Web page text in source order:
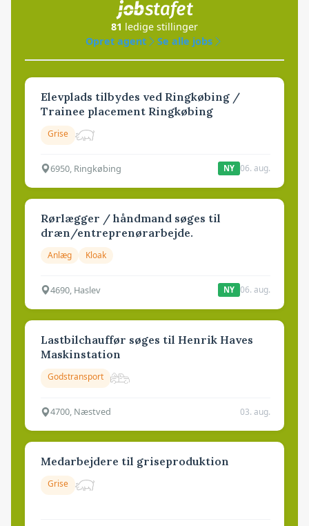
81 ledige stillinger
Opret agent
Se alle jobs
Elevplads tilbydes ved Ringkøbing /
Trainee placement Ringkøbing
Grise
6950, Ringkøbing NY 06. aug.
Rørlægger / håndmand søges til
dræn/entreprenørarbejde.
Anlæg Kloak
4690, Haslev NY 06. aug.
Lastbilchauffør søges til Henrik Haves
Maskinstation
Godstransport
4700, Næstved 03. aug.
Medarbejdere til griseproduktion
Grise